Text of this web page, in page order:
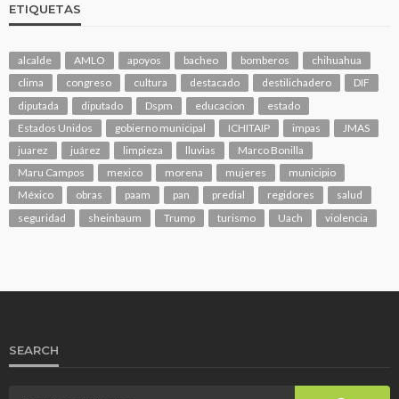
ETIQUETAS
alcalde AMLO apoyos bacheo bomberos
chihuahua
clima
congreso cultura destacado destilichadero
DIF
diputada
diputado Dspm educacion
estado
Estados Unidos
gobierno municipal ICHITAIP impas
JMAS
juarez
juárez limpieza lluvias
Marco Bonilla
Maru Campos
mexico morena mujeres
municipio
México
obras paam pan predial regidores
salud
seguridad
sheinbaum Trump turismo Uach violencia
SEARCH